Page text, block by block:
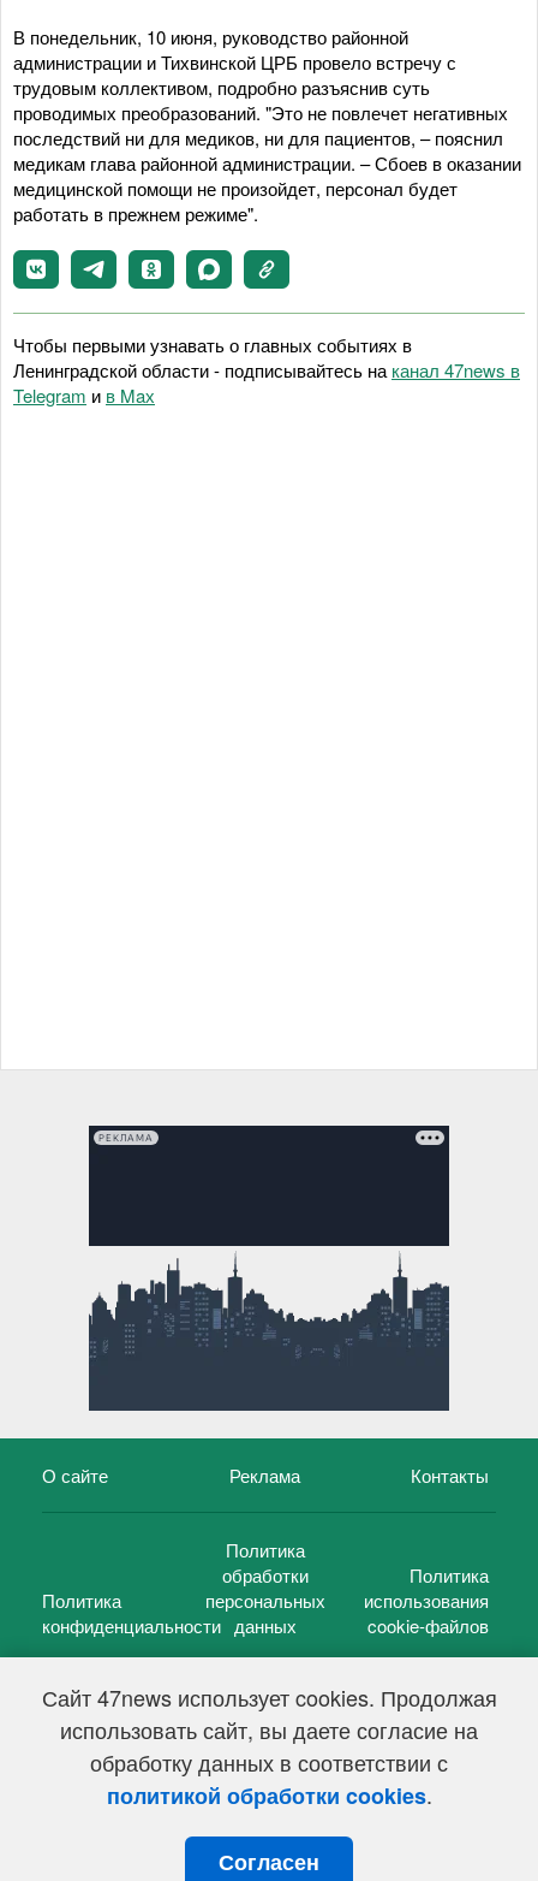
Сайт 47news использует cookies. Продолжая
использовать сайт, вы даете согласие на
обработку данных в соответствии с
политикой обработки cookies.
Согласен
В понедельник, 10 июня, руководство районной
администрации и Тихвинской ЦРБ провело встречу с
трудовым коллективом, подробно разъяснив суть
проводимых преобразований. "Это не повлечет негативных
последствий ни для медиков, ни для пациентов, – пояснил
медикам глава районной администрации. – Сбоев в оказании
медицинской помощи не произойдет, персонал будет
работать в прежнем режиме".
Чтобы первыми узнавать о главных событиях в
Ленинградской области - подписывайтесь на канал 47news в
Telegram и в Maх
РЕКЛАМА
О сайте Реклама Контакты
Политика
конфиденциальности
Политика
обработки
персональных
данных
Политика
использования
cookie-файлов
47 новостей (47 news)2005 — 2026 г.
Свидетельство о регистрации СМИ Эл № ФС 77-39848, выдано
Федеральной службой по надзору в сфере связи,
информационных технологий и массовых коммуникаций